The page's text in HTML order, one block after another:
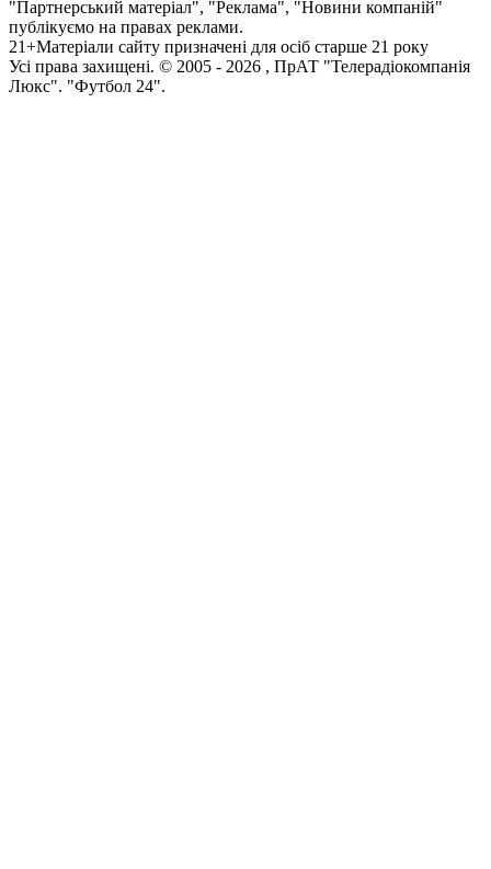
"Партнерський матеріал", "Реклама", "Новини компаній"
публікуємо на правах реклами.
21+Матеріали сайту призначені для осіб старше 21 року
Усi права захищенi. © 2005 - 2026 , ПрАТ "Телерадіокомпанія
Люкс". "Футбол 24".